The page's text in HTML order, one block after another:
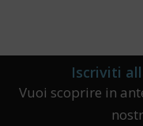
Iscriviti
Vuoi scoprire in